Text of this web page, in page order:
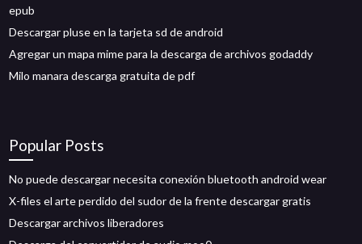
epub
Descargar pluse en la tarjeta sd de android
Agregar un mapa mime para la descarga de archivos godaddy
Milo manara descarga gratuita de pdf
Popular Posts
No puede descargar necesita conexión bluetooth android wear
X-files el arte perdido del sudor de la frente descargar gratis
Descargar archivos liberadores